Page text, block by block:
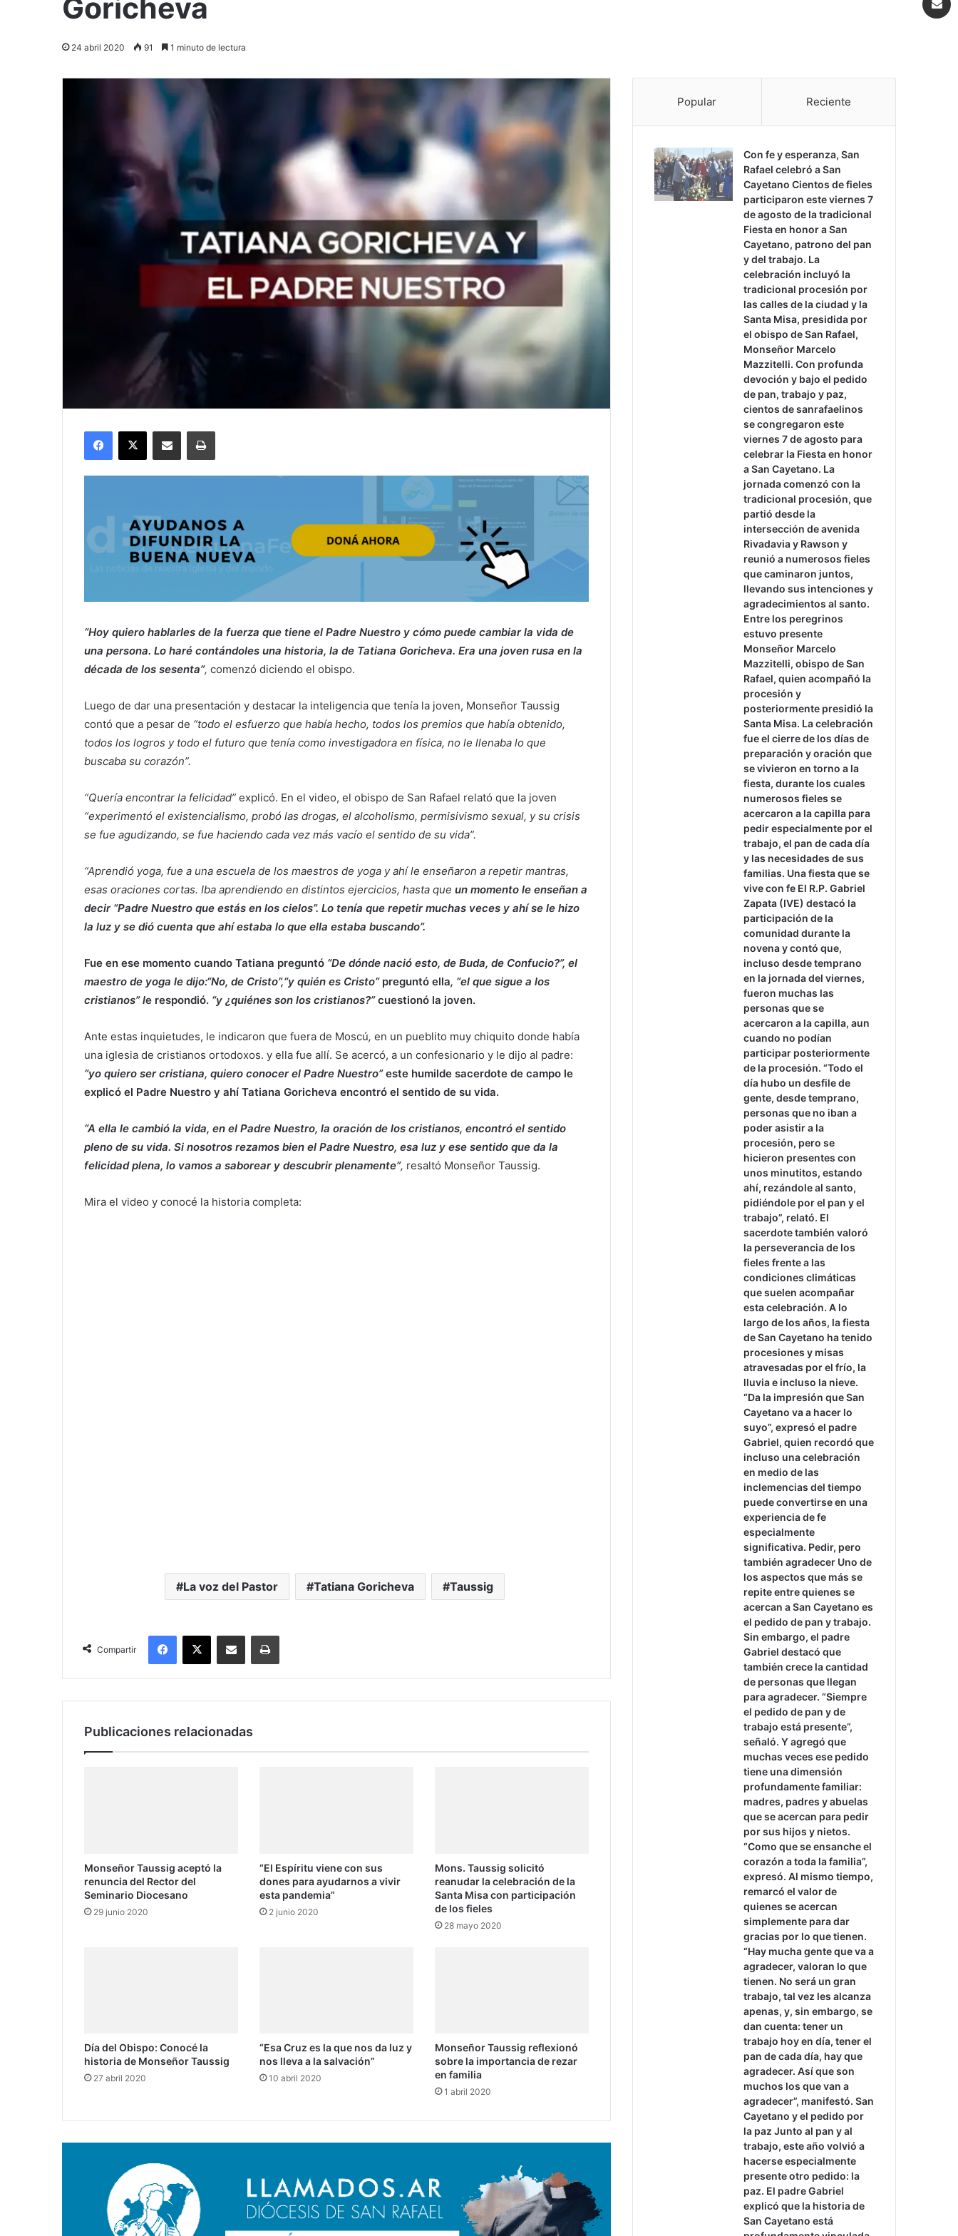
Goricheva
24 abril 2020 91 1 minuto de lectura
“Hoy quiero hablarles de la fuerza que tiene el Padre Nuestro y cómo puede cambiar la vida de
una persona. Lo haré contándoles una historia, la de Tatiana Goricheva. Era una joven rusa en la
década de los sesenta”, comenzó diciendo el obispo.
Luego de dar una presentación y destacar la inteligencia que tenía la joven, Monseñor Taussig
contó que a pesar de “todo el esfuerzo que había hecho, todos los premios que había obtenido,
todos los logros y todo el futuro que tenía como investigadora en física, no le llenaba lo que
buscaba su corazón”.
“Quería encontrar la felicidad” explicó. En el video, el obispo de San Rafael relató que la joven
“experimentó el existencialismo, probó las drogas, el alcoholismo, permisivismo sexual, y su crisis
se fue agudizando, se fue haciendo cada vez más vacío el sentido de su vida”.
“Aprendió yoga, fue a una escuela de los maestros de yoga y ahí le enseñaron a repetir mantras,
esas oraciones cortas. Iba aprendiendo en distintos ejercicios, hasta que un momento le enseñan a
decir “Padre Nuestro que estás en los cielos”. Lo tenía que repetir muchas veces y ahí se le hizo
la luz y se dió cuenta que ahí estaba lo que ella estaba buscando”.
Fue en ese momento cuando Tatiana preguntó “De dónde nació esto, de Buda, de Confucio?”, el
maestro de yoga le dijo:“No, de Cristo”,“y quién es Cristo” preguntó ella, “el que sigue a los
cristianos” le respondió. “y ¿quiénes son los cristianos?”cuestionó la joven.
Ante estas inquietudes, le indicaron que fuera de Moscú, en un pueblito muy chiquito donde había
una iglesia de cristianos ortodoxos. y ella fue allí. Se acercó, a un confesionario y le dijo al padre:
“yo quiero ser cristiana, quiero conocer el Padre Nuestro”este humilde sacerdote de campo le
explicó el Padre Nuestro y ahí Tatiana Goricheva encontró el sentido de su vida.
“A ella le cambió la vida, en el Padre Nuestro, la oración de los cristianos, encontró el sentido
pleno de su vida. Si nosotros rezamos bien el Padre Nuestro, esa luz y ese sentido que da la
felicidad plena, lo vamos a saborear y descubrir plenamente”, resaltó Monseñor Taussig.
Mira el video y conocé la historia completa:
La voz del Pastor Tatiana Goricheva Taussig
Compartir
Publicaciones relacionadas
Monseñor Taussig aceptó la
renuncia del Rector del
Seminario Diocesano
29 junio 2020
“El Espíritu viene con sus
dones para ayudarnos a vivir
esta pandemia”
2 junio 2020
Mons. Taussig solicitó
reanudar la celebración de la
Santa Misa con participación
de los fieles
28 mayo 2020
Día del Obispo: Conocé la
historia de Monseñor Taussig
27 abril 2020
“Esa Cruz es la que nos da luz y
nos lleva a la salvación”
10 abril 2020
Monseñor Taussig reflexionó
sobre la importancia de rezar
en familia
1 abril 2020
Popular Reciente
Con fe y esperanza, San
Rafael celebró a San
Cayetano Cientos de fieles
participaron este viernes 7
de agosto de la tradicional
Fiesta en honor a San
Cayetano, patrono del pan
y del trabajo. La
celebración incluyó la
tradicional procesión por
las calles de la ciudad y la
Santa Misa, presidida por
el obispo de San Rafael,
Monseñor Marcelo
Mazzitelli. Con profunda
devoción y bajo el pedido
de pan, trabajo y paz,
cientos de sanrafaelinos
se congregaron este
viernes 7 de agosto para
celebrar la Fiesta en honor
a San Cayetano. La
jornada comenzó con la
tradicional procesión, que
partió desde la
intersección de avenida
Rivadavia y Rawson y
reunió a numerosos fieles
que caminaron juntos,
llevando sus intenciones y
agradecimientos al santo.
Entre los peregrinos
estuvo presente
Monseñor Marcelo
Mazzitelli, obispo de San
Rafael, quien acompañó la
procesión y
posteriormente presidió la
Santa Misa. La celebración
fue el cierre de los días de
preparación y oración que
se vivieron en torno a la
fiesta, durante los cuales
numerosos fieles se
acercaron a la capilla para
pedir especialmente por el
trabajo, el pan de cada día
y las necesidades de sus
familias. Una fiesta que se
vive con fe El R.P. Gabriel
Zapata (IVE) destacó la
participación de la
comunidad durante la
novena y contó que,
incluso desde temprano
en la jornada del viernes,
fueron muchas las
personas que se
acercaron a la capilla, aun
cuando no podían
participar posteriormente
de la procesión. “Todo el
día hubo un desfile de
gente, desde temprano,
personas que no iban a
poder asistir a la
procesión, pero se
hicieron presentes con
unos minutitos, estando
ahí, rezándole al santo,
pidiéndole por el pan y el
trabajo”, relató. El
sacerdote también valoró
la perseverancia de los
fieles frente a las
condiciones climáticas
que suelen acompañar
esta celebración. A lo
largo de los años, la fiesta
de San Cayetano ha tenido
procesiones y misas
atravesadas por el frío, la
lluvia e incluso la nieve.
“Da la impresión que San
Cayetano va a hacer lo
suyo”, expresó el padre
Gabriel, quien recordó que
incluso una celebración
en medio de las
inclemencias del tiempo
puede convertirse en una
experiencia de fe
especialmente
significativa. Pedir, pero
también agradecer Uno de
los aspectos que más se
repite entre quienes se
acercan a San Cayetano es
el pedido de pan y trabajo.
Sin embargo, el padre
Gabriel destacó que
también crece la cantidad
de personas que llegan
para agradecer. “Siempre
el pedido de pan y de
trabajo está presente”,
señaló. Y agregó que
muchas veces ese pedido
tiene una dimensión
profundamente familiar:
madres, padres y abuelas
que se acercan para pedir
por sus hijos y nietos.
“Como que se ensanche el
corazón a toda la familia”,
expresó. Al mismo tiempo,
remarcó el valor de
quienes se acercan
simplemente para dar
gracias por lo que tienen.
“Hay mucha gente que va a
agradecer, valoran lo que
tienen. No será un gran
trabajo, tal vez les alcanza
apenas, y, sin embargo, se
dan cuenta: tener un
trabajo hoy en día, tener el
pan de cada día, hay que
agradecer. Así que son
muchos los que van a
agradecer”, manifestó. San
Cayetano y el pedido por
la paz Junto al pan y al
trabajo, este año volvió a
hacerse especialmente
presente otro pedido: la
paz. El padre Gabriel
explicó que la historia de
San Cayetano está